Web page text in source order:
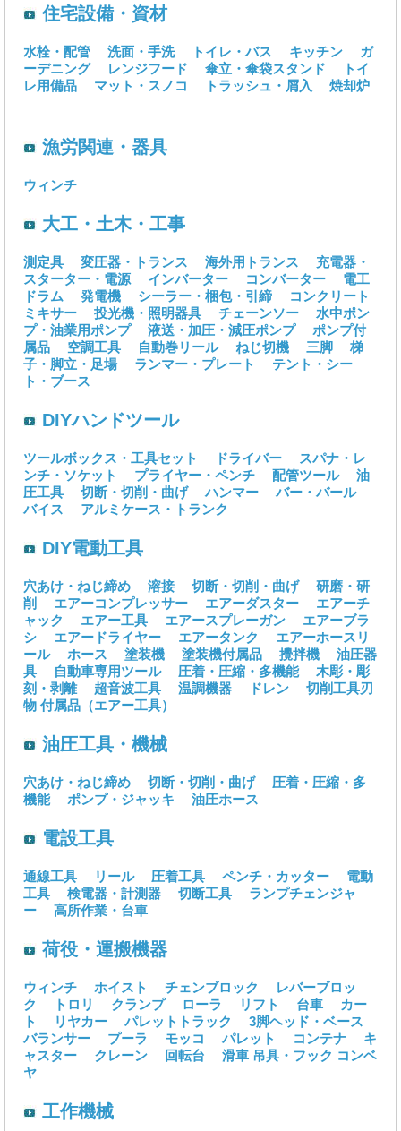
住宅設備・資材
水栓・配管 洗面・手洗 トイレ・バス キッチン
ガ
ーデニング
レンジフード 傘立・傘袋スタンド
トイ
レ用備品
マット・スノコ トラッシュ・屑入 焼却炉
漁労関連・器具
ウィンチ
大工・土木・工事
測定具 変圧器・トランス 海外用トランス
充電器・
スターター・電源
インバーター コンバーター
電工
ドラム
発電機 シーラー・梱包・引締
コンクリート
ミキサー
投光機・照明器具 チェーンソー
水中ポン
プ・油業用ポンプ
液送・加圧・減圧ポンプ
ポンプ付
属品
空調工具 自動巻リール ねじ切機 三脚
梯
子・脚立・足場
ランマー・プレート
テント・シー
ト・ブース
DIYハンドツール
ツールボックス・工具セット ドライバー
スパナ・レ
ンチ・ソケット
プライヤー・ペンチ 配管ツール
油
圧工具
切断・切削・曲げ ハンマー
バー・バール
バイス
アルミケース・トランク
DIY電動工具
穴あけ・ねじ締め 溶接 切断・切削・曲げ
研磨・研
削
エアーコンプレッサー エアーダスター
エアーチ
ャック
エアー工具 エアースプレーガン
エアーブラ
シ
エアードライヤー エアータンク
エアーホースリ
ール
ホース 塗装機 塗装機付属品 攪拌機
油圧器
具
自動車専用ツール 圧着・圧縮・多機能
木彫・彫
刻・剥離
超音波工具 温調機器 ドレン
切削工具刃
物 付属品（エアー工具）
油圧工具・機械
穴あけ・ねじ締め 切断・切削・曲げ
圧着・圧縮・多
機能
ポンプ・ジャッキ 油圧ホース
電設工具
通線工具 リール 圧着工具 ペンチ・カッター
電動
工具
検電器・計測器 切断工具
ランプチェンジャ
ー
高所作業・台車
荷役・運搬機器
ウィンチ ホイスト チェンブロック
レバーブロッ
ク
トロリ クランプ ローラ リフト 台車
カー
ト
リヤカー パレットトラック
3脚ヘッド・ベース
バランサー
プーラ モッコ パレット コンテナ
キ
ャスター
クレーン 回転台 滑車 吊具・フック コンベ
ヤ
工作機械